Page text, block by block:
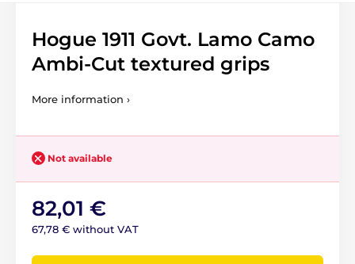
Hogue 1911 Govt. Lamo Camo
Ambi-Cut textured grips
More information ›
Not available
82,01 €
67,78 € without VAT